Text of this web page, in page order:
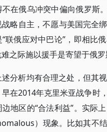
在俄乌冲突中偏向俄罗斯
略自主，不愿与美国完全
联俄应对中巴论”，即相比
之际施以援手是寄望于俄
分析均有合理之处，但其
在2014年克里米亚战争时
地区的“合法利益”。实际
）现象。比如其不